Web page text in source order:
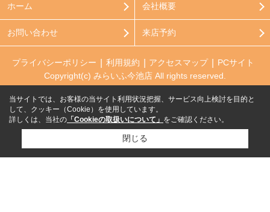
ホーム 会社概要
お問い合わせ 来店予約
プライバシーポリシー 利用規約 アクセスマップ
PCサイト
Copyright(c) みらいふ今池店 All rights reserved.
当サイトでは、お客様の当サイト利用状況把握、サービス向上検討を目的と
して、クッキー（Cookie）を使用しています。
詳しくは、当社の 「Cookieの取扱いについて」 をご確認ください。
閉じる